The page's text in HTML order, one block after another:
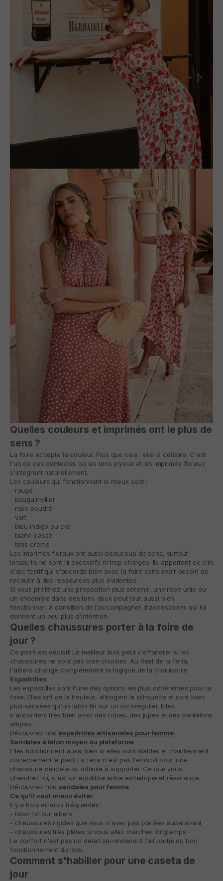
Quelles couleurs et imprimés ont le plus de
sens ?
La foire accepte la couleur. Plus que cela : elle la célèbre. C'est
l'un de ces contextes où les tons joyeux et les imprimés floraux
s'intègrent naturellement.
Les couleurs qui fonctionnent le mieux sont :
- rouge
- bougainvillier
- rose poudré
- vert
- bleu indigo ou ciel
- blanc cassé
- tons crème
Les imprimés floraux ont aussi beaucoup de sens, surtout
lorsqu'ils ne sont ni excessifs ni trop chargés. Ils apportent ce clin
d'œil festif qui s'accorde bien avec la foire sans avoir besoin de
recourir à des ressources plus évidentes.
Si vous préférez une proposition plus sereine, une robe unie ou
un ensemble dans des tons doux peut tout aussi bien
fonctionner, à condition de l'accompagner d'accessoires qui lui
donnent un peu plus d'intention.
Quelles chaussures porter à la foire de
jour ?
Ce point est décisif. Le meilleur look peut s'effondrer si les
chaussures ne sont pas bien choisies. Au Real de la Feria,
l'albero change complètement la logique de la chaussure.
Espadrilles
Les espadrilles sont l'une des options les plus cohérentes pour la
foire. Elles ont de la hauteur, allongent la silhouette et sont bien
plus sensées qu'un talon fin sur un sol irrégulier. Elles
s'accordent très bien avec des robes, des jupes et des pantalons
amples.
Découvrez nos espadrilles artisanales pour femme.
Sandales à talon moyen ou plateforme
Elles fonctionnent aussi bien si elles sont stables et maintiennent
correctement le pied. La feria n'est pas l'endroit pour une
chaussure délicate ou difficile à supporter. Ce que vous
cherchez ici, c'est un équilibre entre esthétique et résistance.
Découvrez nos sandales pour femme.
Ce qu'il vaut mieux éviter
Il y a trois erreurs fréquentes :
- talon fin sur albero
- chaussures rigides que vous n'avez pas portées auparavant
- chaussures très plates si vous allez marcher longtemps
Le confort n'est pas un détail secondaire. Il fait partie du bon
fonctionnement du look.
Comment s'habiller pour une caseta de
jour